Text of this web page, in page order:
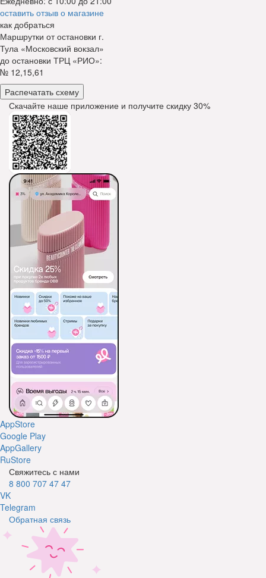
оставить отзыв о магазине
как добраться
Маршрутки от остановки г.
Тула «Московский вокзал»
до остановки ТРЦ «РИО»:
№ 12,15,61
Распечатать схему
Скачайте наше приложение и получите скидку 30%
AppStore
Google Play
AppGallery
RuStore
Свяжитесь с нами
8 800 707 47 47
VK
Telegram
Обратная связь